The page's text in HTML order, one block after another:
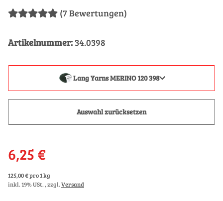
(7 Bewertungen)
Artikelnummer: 34.0398
Lang Yarns MERINO 120 398
Auswahl zurücksetzen
6,25 €
125,00 € pro 1 kg
inkl. 19% USt. , zzgl.Versand